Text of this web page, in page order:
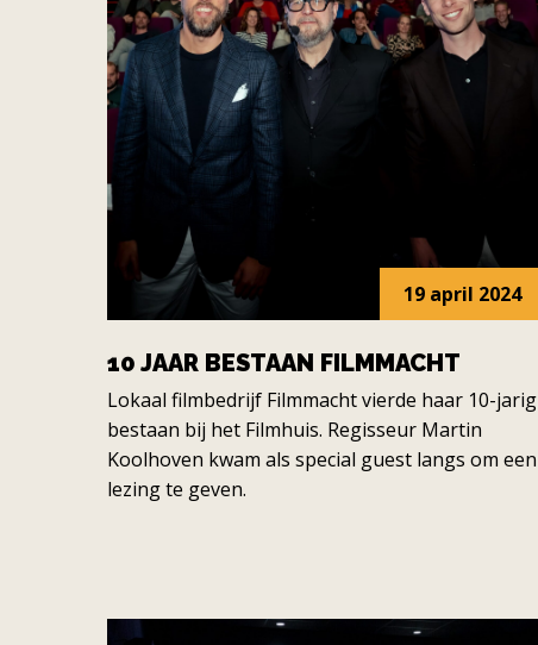
19 april 2024
10 JAAR BESTAAN FILMMACHT
Lokaal filmbedrijf Filmmacht vierde haar 10-jarig
bestaan bij het Filmhuis. Regisseur Martin
Koolhoven kwam als special guest langs om een
lezing te geven.